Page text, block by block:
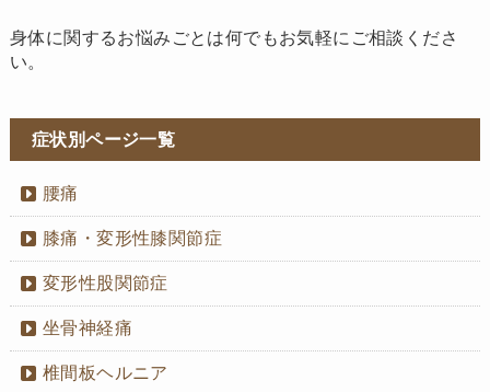
身体に関するお悩みごとは何でもお気軽にご相談くださ
い。
症状別ページ一覧
腰痛
膝痛・変形性膝関節症
変形性股関節症
坐骨神経痛
椎間板ヘルニア